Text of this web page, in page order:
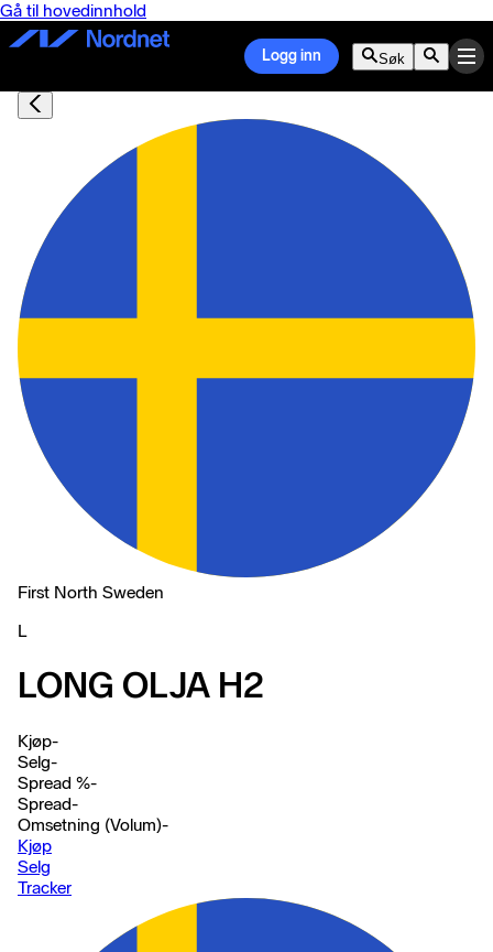
Gå til hovedinnhold
Logg inn Søk
First North Sweden
L
LONG OLJA H2
Kjøp-
Selg-
Spread %-
Spread-
Omsetning (Volum)-
Kjøp
Selg
Tracker